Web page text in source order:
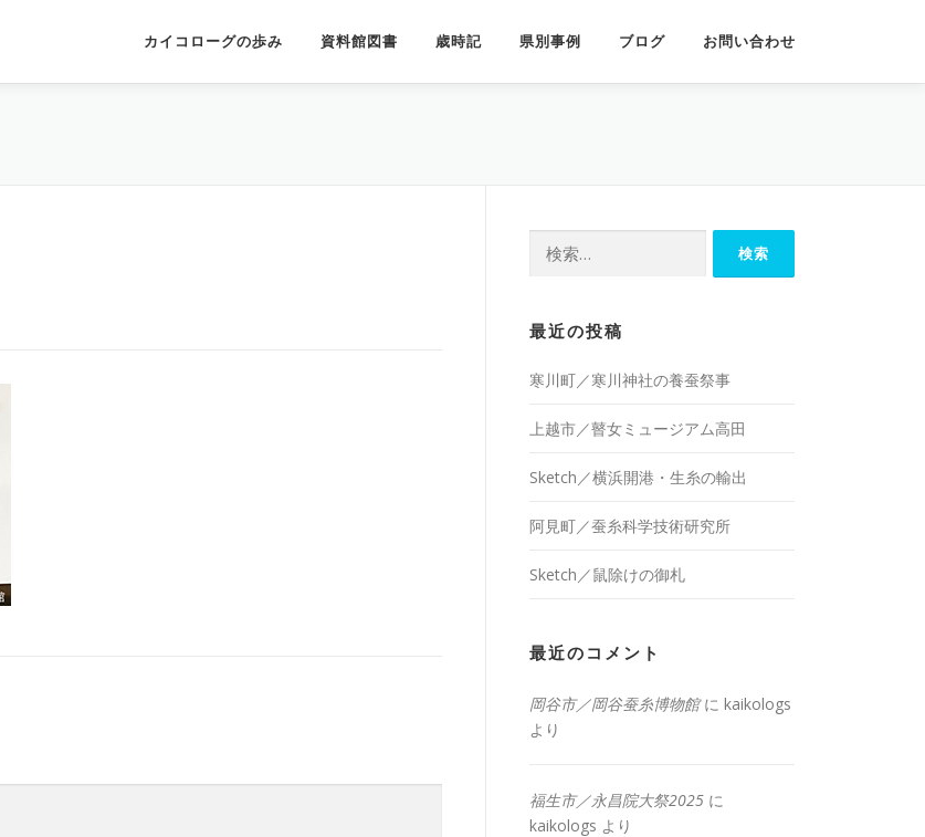
カイコローグの歩み 資料館図書 歳時記 県別事例 ブログ お問い合わせ
最近の投稿
寒川町／寒川神社の養蚕祭事
上越市／瞽女ミュージアム高田
Sketch／横浜開港・生糸の輸出
阿見町／蚕糸科学技術研究所
Sketch／鼠除けの御札
最近のコメント
岡谷市／岡谷蚕糸博物館に kaikologs
より
福生市／永昌院大祭2025 に
kaikologs より